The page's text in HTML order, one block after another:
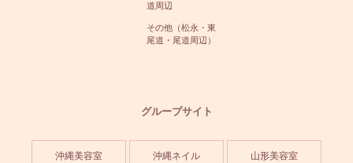
道周辺
その他（松永・東
尾道・尾道周辺）
グループサイト
沖縄美容室 沖縄ネイル 山形美容室